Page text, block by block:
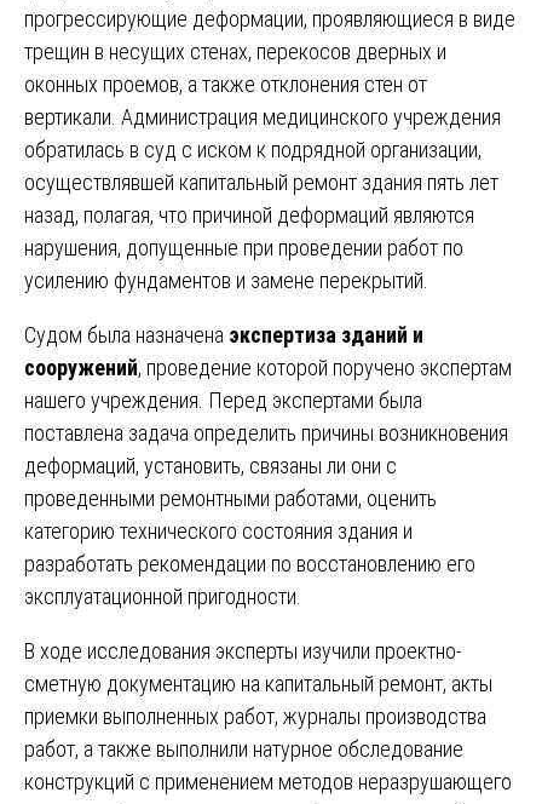
прогрессирующие деформации, проявляющиеся в виде
трещин в несущих стенах, перекосов дверных и
оконных проемов, а также отклонения стен от
вертикали. Администрация медицинского учреждения
обратилась в суд с иском к подрядной организации,
осуществлявшей капитальный ремонт здания пять лет
назад, полагая, что причиной деформаций являются
нарушения, допущенные при проведении работ по
усилению фундаментов и замене перекрытий.
Судом была назначена экспертиза зданий и
сооружений, проведение которой поручено экспертам
нашего учреждения. Перед экспертами была
поставлена задача определить причины возникновения
деформаций, установить, связаны ли они с
проведенными ремонтными работами, оценить
категорию технического состояния здания и
разработать рекомендации по восстановлению его
эксплуатационной пригодности.
В ходе исследования эксперты изучили проектно-
сметную документацию на капитальный ремонт, акты
приемки выполненных работ, журналы производства
работ, а также выполнили натурное обследование
конструкций с применением методов неразрушающего